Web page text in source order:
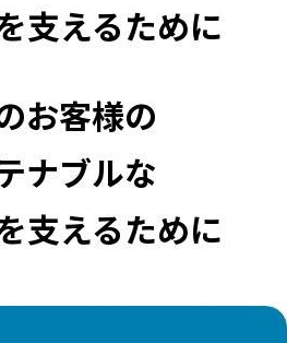
支えるために
お客様の
ナブルな
支えるために